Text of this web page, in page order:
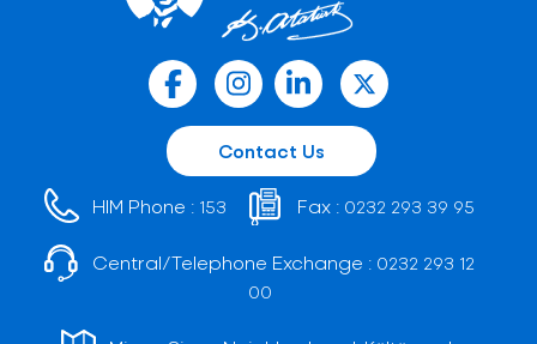
Contact Us
HIM Phone : 153 Fax : 0232 293 39 95
Central/Telephone Exchange : 0232 293 12
00